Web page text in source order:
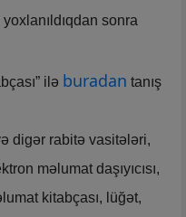
yoxlanıldıqdan sonra
ilə buradan tanış
digər rabitə vasitələri,
məlumat daşıyıcısı,
kitabçası, lüğət,